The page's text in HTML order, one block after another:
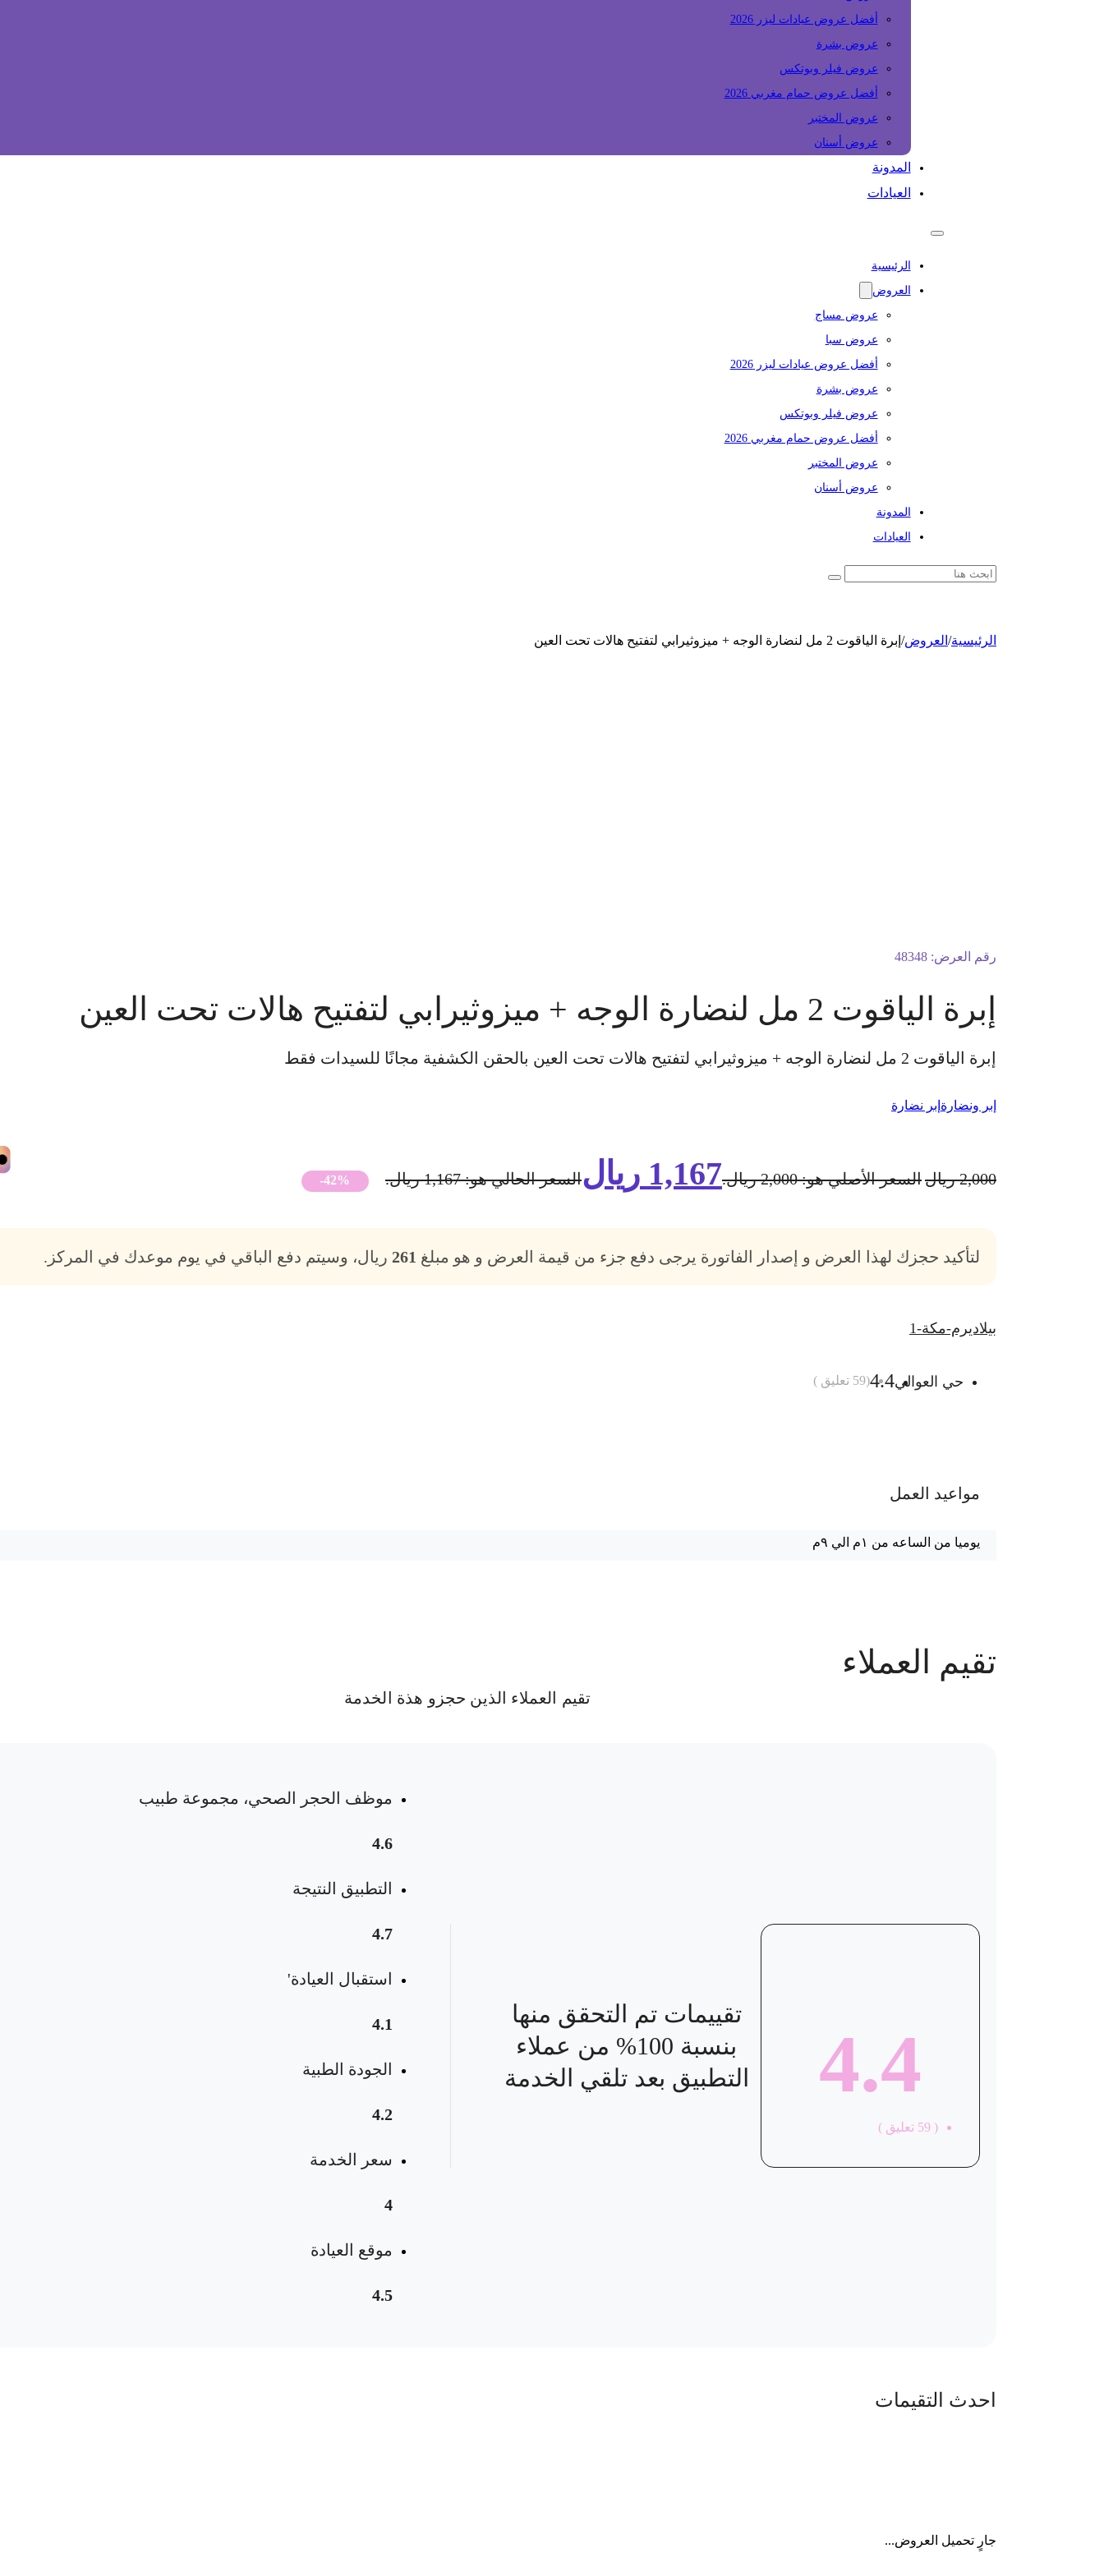
أفضل عروض عيادات ليزر 2026
عروض بشرة
عروض فيلر وبوتكس
أفضل عروض حمام مغربي 2026
عروض المختبر
عروض أسنان
المدونة
العيادات
الرئيسية
العروض
عروض مساج
عروض سبا
أفضل عروض عيادات ليزر 2026
عروض بشرة
عروض فيلر وبوتكس
أفضل عروض حمام مغربي 2026
عروض المختبر
عروض أسنان
المدونة
العيادات
الرئيسية/ العروض/ إبرة الياقوت 2 مل لنضارة الوجه + ميزوثيرابي لتفتيح هالات تحت العين
رقم العرض:48348
إبرة الياقوت 2 مل لنضارة الوجه + ميزوثيرابي لتفتيح هالات تحت العين
إبرة الياقوت 2 مل لنضارة الوجه + ميزوثيرابي لتفتيح هالات تحت العين بالحقن الكشفية مجانًا للسيدات فقط
إبر ونضارة إبر نضارة
2,000 ريالالسعر الأصلي هو: 2,000 ريال. 1,167 ريالالسعر الحالي هو: 1,167 ريال. -42%
لتأكيد حجزك لهذا العرض و إصدار الفاتورة يرجى دفع جزء من قيمة العرض و هو مبلغ 261 ريال، وسيتم دفع الباقي في يوم موعدك في المركز.
بيلاديرم-مكة-1
حي العوالي4.4
(
59 تعليق )
مواعيد العمل
يوميا من الساعه من ١م الي ٩م
59 حجز
تقيم العملاء
تقيم العملاء الذين حجزو هذة الخدمة
4.4
(
59 تعليق )
تقييمات تم التحقق منها
بنسبة 100% من عملاء
التطبيق بعد تلقي الخدمة
موظف الحجر الصحي، مجموعة طبيب
4.6
التطبيق النتيجة
4.7
استقبال العيادة'
4.1
الجودة الطبية
4.2
سعر الخدمة
4
موقع العيادة
4.5
احدث التقيمات
جارٍ تحميل العروض...